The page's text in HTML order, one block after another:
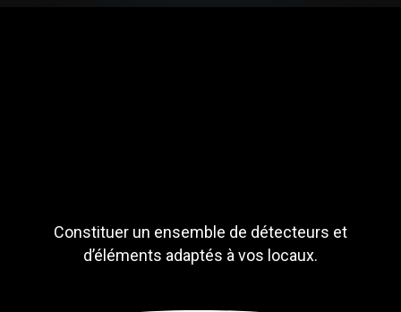
Constituer un ensemble de détecteurs et
d’éléments adaptés à vos locaux.